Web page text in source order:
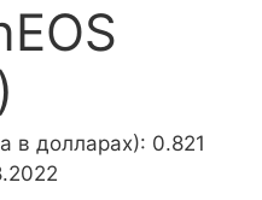
в долларах): 0.821